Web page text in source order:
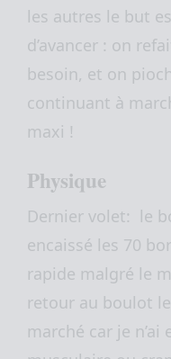
les autres le but
d’avancer : on
besoin, et on
continuant à
maxi !
Physique
Dernier volet: le
encaissé les 70
rapide malgré le
retour au boulot
marché car je